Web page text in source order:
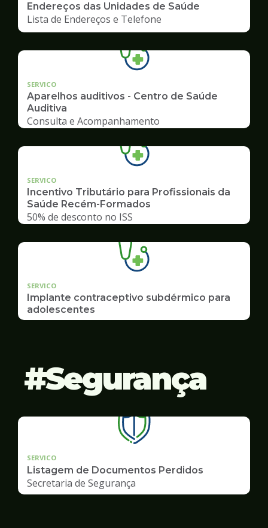
Endereços das Unidades de Saúde
Lista de Endereços e Telefone
SERVICO
Aparelhos auditivos - Centro de Saúde
Auditiva
Consulta e Acompanhamento
SERVICO
Incentivo Tributário para Profissionais da
Saúde Recém-Formados
50% de desconto no ISS
SERVICO
Implante contraceptivo subdérmico para
adolescentes
Segurança
SERVICO
Listagem de Documentos Perdidos
Secretaria de Segurança